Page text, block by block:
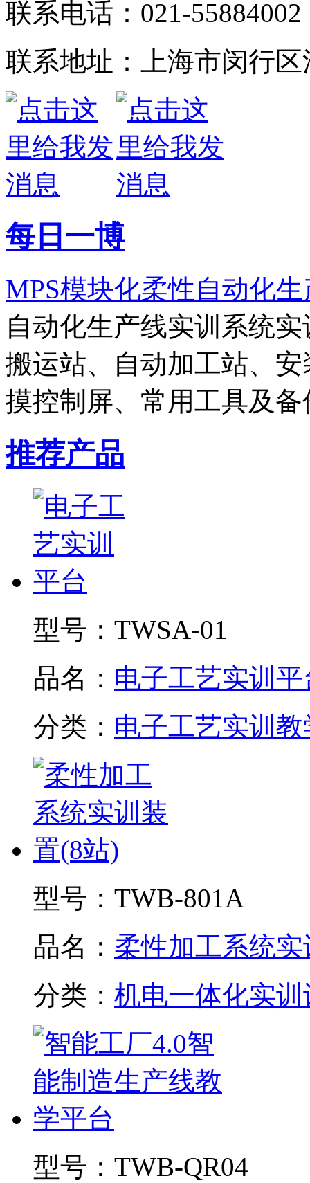
联系电话：021-55884002
联系地址：上海市闵行区
每日一博
MPS模块化柔性自动化
自动化生产线实训系统
搬运站、自动加工站、
摸控制屏、常用工具及
推荐产品
型号： TWSA-01
品名： 电子工艺实训平
分类： 电子工艺实训
型号： TWB-801A
品名： 柔性加工系统实
分类： 机电一体化实训
型号： TWB-QR04